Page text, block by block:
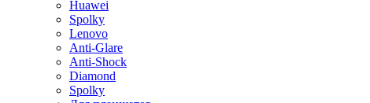
Huawei
Spolky
Lenovo
Anti-Glare
Anti-Shock
Diamond
Spolky